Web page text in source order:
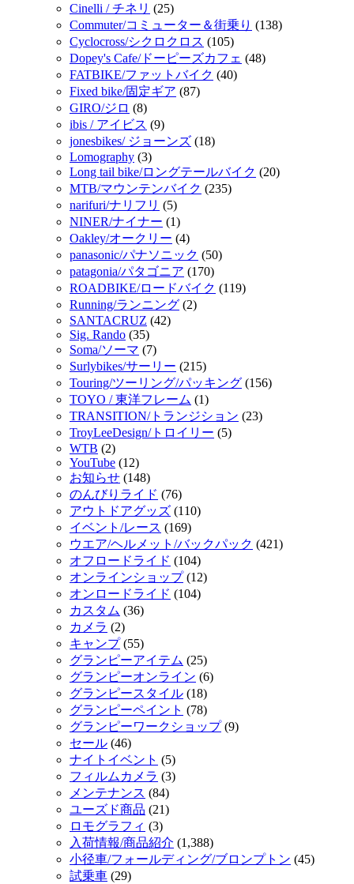
Cinelli / チネリ (25)
Commuter/コミューター＆街乗り (138)
Cyclocross/シクロクロス (105)
Dopey's Cafe/ドーピーズカフェ (48)
FATBIKE/ファットバイク (40)
Fixed bike/固定ギア (87)
GIRO/ジロ (8)
ibis / アイビス (9)
jonesbikes/ ジョーンズ (18)
Lomography (3)
Long tail bike/ロングテールバイク (20)
MTB/マウンテンバイク (235)
narifuri/ナリフリ (5)
NINER/ナイナー (1)
Oakley/オークリー (4)
panasonic/パナソニック (50)
patagonia/パタゴニア (170)
ROADBIKE/ロードバイク (119)
Running/ランニング (2)
SANTACRUZ (42)
Sig. Rando (35)
Soma/ソーマ (7)
Surlybikes/サーリー (215)
Touring/ツーリング/パッキング (156)
TOYO / 東洋フレーム (1)
TRANSITION/トランジション (23)
TroyLeeDesign/トロイリー (5)
WTB (2)
YouTube (12)
お知らせ (148)
のんびりライド (76)
アウトドアグッズ (110)
イベント/レース (169)
ウエア/ヘルメット/バックパック (421)
オフロードライド (104)
オンラインショップ(12)
オンロードライド (104)
カスタム (36)
カメラ (2)
キャンプ(55)
グランピーアイテム (25)
グランピーオンライン (6)
グランピースタイル (18)
グランピーペイント (78)
グランピーワークショップ(9)
セール (46)
ナイトイベント (5)
フィルムカメラ (3)
メンテナンス (84)
ユーズド商品 (21)
ロモグラフィ (3)
入荷情報/商品紹介 (1,388)
小径車/フォールディング/ブロンプトン (45)
試乗車 (29)